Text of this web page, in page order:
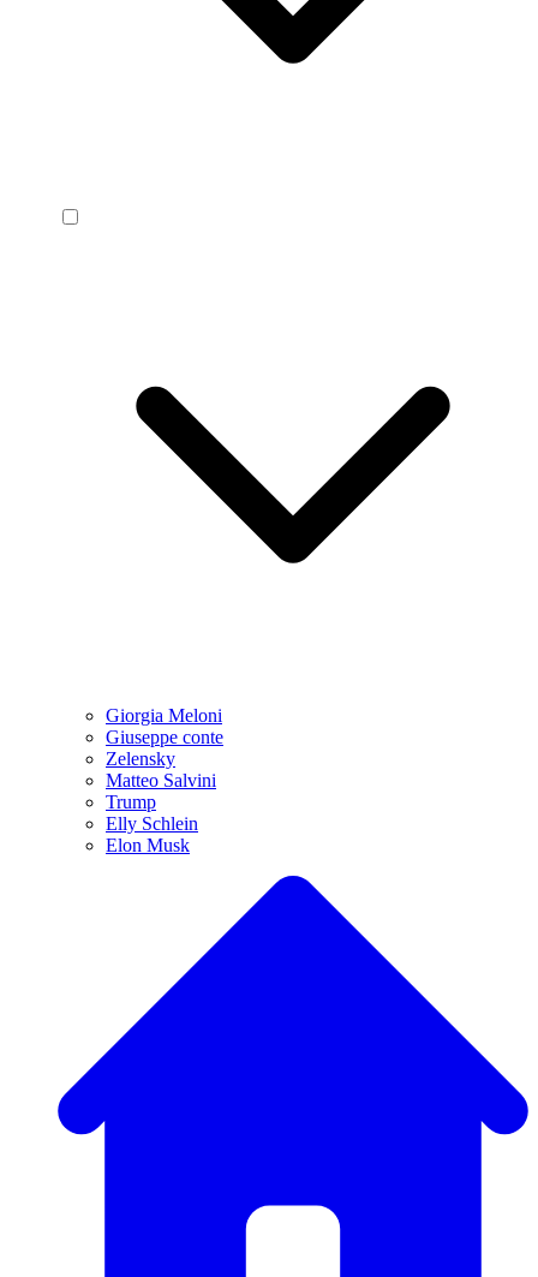
Giorgia Meloni
Giuseppe conte
Zelensky
Matteo Salvini
Trump
Elly Schlein
Elon Musk